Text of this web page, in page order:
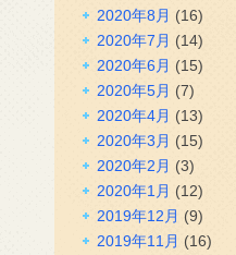
2020年8月 (16)
2020年7月 (14)
2020年6月 (15)
2020年5月 (7)
2020年4月 (13)
2020年3月 (15)
2020年2月 (3)
2020年1月 (12)
2019年12月 (9)
2019年11月 (16)